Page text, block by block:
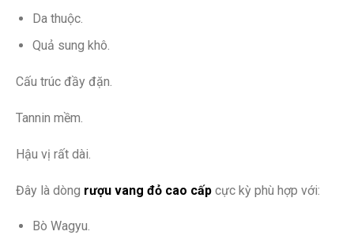
Da thuộc.
Quả sung khô.
Cấu trúc đầy đặn.
Tannin mềm.
Hậu vị rất dài.
Đây là dòng rượu vang đỏ cao cấp cực kỳ phù hợp với:
Bò Wagyu.